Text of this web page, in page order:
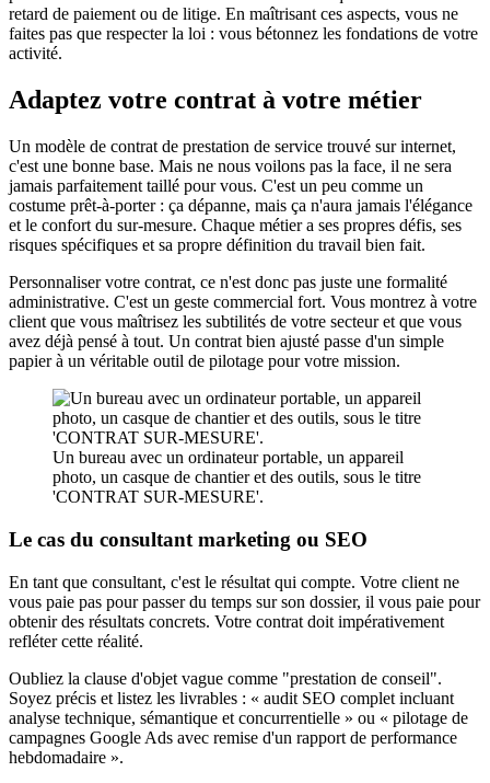
retard de paiement ou de litige. En maîtrisant ces aspects, vous ne
faites pas que respecter la loi : vous bétonnez les fondations de votre
activité.
Adaptez votre contrat à votre métier
Un modèle de contrat de prestation de service trouvé sur internet,
c'est une bonne base. Mais ne nous voilons pas la face, il ne sera
jamais parfaitement taillé pour vous. C'est un peu comme un
costume prêt-à-porter : ça dépanne, mais ça n'aura jamais l'élégance
et le confort du sur-mesure. Chaque métier a ses propres défis, ses
risques spécifiques et sa propre définition du travail bien fait.
Personnaliser votre contrat, ce n'est donc pas juste une formalité
administrative. C'est un geste commercial fort. Vous montrez à votre
client que vous maîtrisez les subtilités de votre secteur et que vous
avez déjà pensé à tout. Un contrat bien ajusté passe d'un simple
papier à un véritable outil de pilotage pour votre mission.
Un bureau avec un ordinateur portable, un appareil
photo, un casque de chantier et des outils, sous le titre
'CONTRAT SUR-MESURE'.
Le cas du consultant marketing ou SEO
En tant que consultant, c'est le résultat qui compte. Votre client ne
vous paie pas pour passer du temps sur son dossier, il vous paie pour
obtenir des résultats concrets. Votre contrat doit impérativement
refléter cette réalité.
Oubliez la clause d'objet vague comme "prestation de conseil".
Soyez précis et listez les livrables : « audit SEO complet incluant
analyse technique, sémantique et concurrentielle » ou « pilotage de
campagnes Google Ads avec remise d'un rapport de performance
hebdomadaire ».